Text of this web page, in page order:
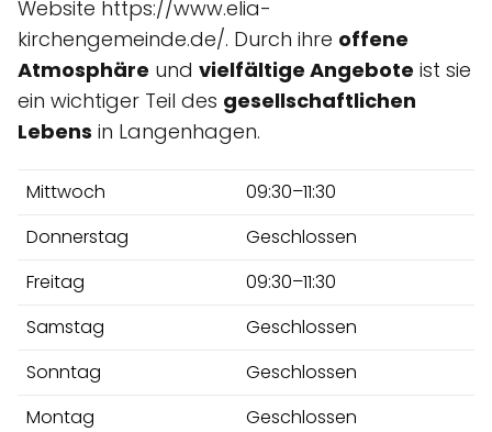
Website https://www.elia-
kirchengemeinde.de/. Durch ihre offene
Atmosphäre und vielfältige Angebote ist sie
ein wichtiger Teil des gesellschaftlichen
Lebens in Langenhagen.
Mittwoch
09:30–11:30
Donnerstag
Geschlossen
Freitag
09:30–11:30
Samstag
Geschlossen
Sonntag
Geschlossen
Montag
Geschlossen